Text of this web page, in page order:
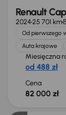
Renault
202425 701 km
Od pierwszego
Auta krajowe
Miesięczna
od 488 zł
Cena
82 000 zł
Od nowego